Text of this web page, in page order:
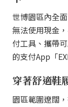
世博園區內全
無法使用現金
付工具、攜帶
的支付App「
穿著舒適鞋
園區範圍遼闊